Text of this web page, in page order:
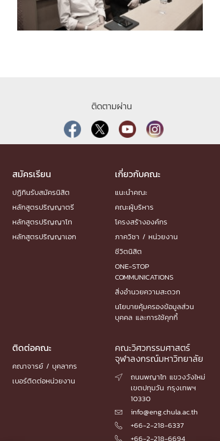
ติดตามผ่าน
สมัครเรียน
ปฏิทินรับสมัครนิสิต
หลักสูตรปริญญาตรี
หลักสูตรปริญญาโท
หลักสูตรปริญญาเอก
เกี่ยวกับคณะ
แนะนำคณะ
คณะผู้บริหาร
โครงสร้างองค์กร
ภาควิชา / หน่วยงาน
ชีวิตนิสิต
ONE-STOP
COMMUNICATIONS
สิ่งอำนวยความสะดวก
นโยบายคุ้มครองข้อมูลส่วน
บุคคล และการใช้คุกกี้
ติดต่อคณะ
คณาจารย์ / บุคลากร
เบอร์ติดต่อหน่วยงาน
คณะวิศวกรรมศาสตร์
จุฬาลงกรณ์มหาวิทยาลัย

ถนนพญาไท แขวงวังใหม่
เขตปทุมวัน กรุงเทพฯ
10330
 info@eng.chula.ac.th
 +66-2-218-6337
 +66-2-218-6694